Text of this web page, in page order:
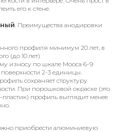
его к стене.
. Преимущества анодировки
профиля минимум 20 лет, в
(до 10 лет)
износу по шкале Мооса 6-9
2-3 единицы.​
сохраняет структуру
При порошковой окраске (это
профиль выглядит менее
приобрести алюминиевую